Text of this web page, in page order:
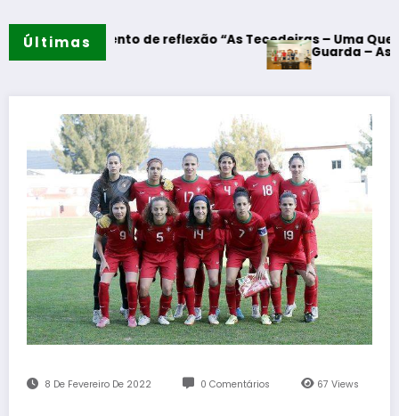
Últimasde reflexão “As Tecedeiras – Uma Questão de
Guarda – Assinatura
8 De Fevereiro De 2022 0 Comentários 67Views